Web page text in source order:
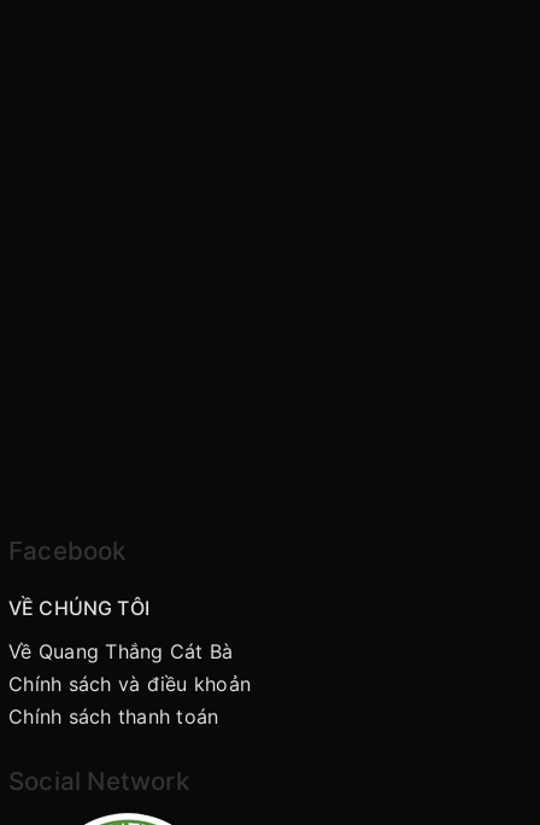
Facebook
VỀ CHÚNG TÔI
Về Quang Thắng Cát Bà
Chính sách và điều khoản
Chính sách thanh toán
Social Network